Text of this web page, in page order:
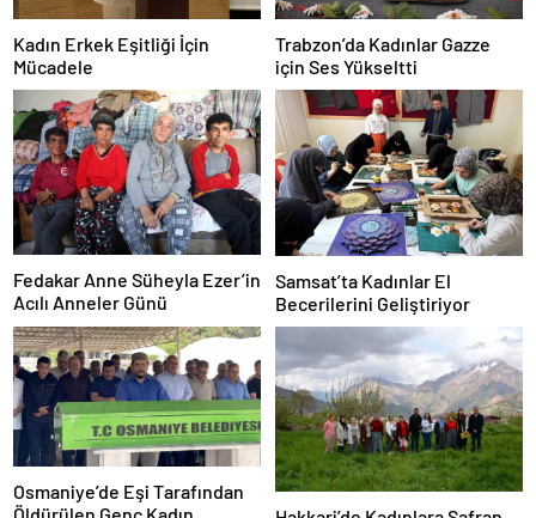
Kadın Erkek Eşitliği İçin
Mücadele
Trabzon’da Kadınlar Gazze
için Ses Yükseltti
Fedakar Anne Süheyla Ezer’in
Acılı Anneler Günü
Samsat’ta Kadınlar El
Becerilerini Geliştiriyor
Osmaniye’de Eşi Tarafından